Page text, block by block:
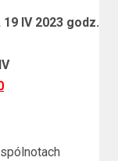
19 IV 2023 godz.